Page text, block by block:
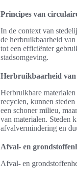
Principes van
In de context van
de herbruikbaarheid
tot een efficiënter
stadsomgeving.
Herbruikbaarheid van
Herbruikbare
recyclen, kunnen
een schoner milieu,
van materialen. Steden
afvalvermindering en
Afval- en
Afval- en